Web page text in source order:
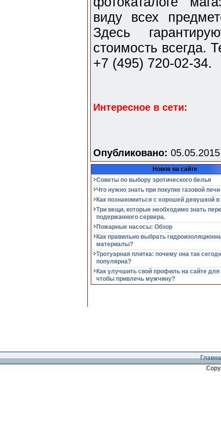
виду всех
Здесь
стоимость всегда.
+7 (495) 720-02-34.
Интересное в сети:
Опубликовано:
Новое на сайте
Советы по выбору эротического белья
Что нужно знать при покупке газовой печи
Как познакомиться с хорошей девушкой в
Три вещи, которые необходимо знать
подержанного сервера.
Пожарные насосы: Обзор
Как правильно выбрать
материалы?
Тротуарная плитка: почему она так
популярна?
Как улучшить свой профиль на сайте для
чтобы привлечь мужчину?